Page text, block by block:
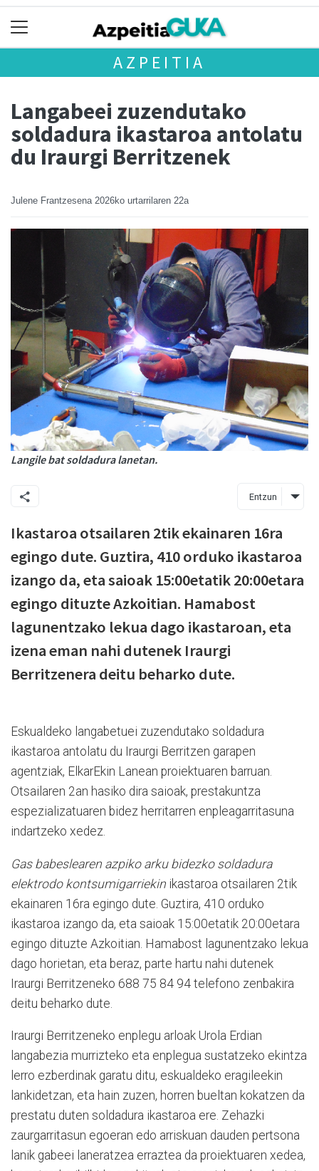
AZPEITIA
Langabeei zuzendutako
soldadura ikastaroa antolatu
du Iraurgi Berritzenek
Julene Frantzesena 2026ko urtarrilaren 22a
Langile bat soldadura lanetan.
Entzun
Ikastaroa otsailaren 2tik ekainaren 16ra
egingo dute. Guztira, 410 orduko ikastaroa
izango da, eta saioak 15:00etatik 20:00etara
egingo dituzte Azkoitian. Hamabost
lagunentzako lekua dago ikastaroan, eta
izena eman nahi dutenek Iraurgi
Berritzenera deitu beharko dute.
Eskualdeko langabetuei zuzendutako soldadura
ikastaroa antolatu du Iraurgi Berritzen garapen
agentziak, ElkarEkin Lanean proiektuaren barruan.
Otsailaren 2an hasiko dira saioak, prestakuntza
espezializatuaren bidez herritarren enpleagarritasuna
indartzeko xedez.
Gas babeslearen azpiko arku bidezko soldadura
elektrodo kontsumigarriekin ikastaroa otsailaren 2tik
ekainaren 16ra egingo dute. Guztira, 410 orduko
ikastaroa izango da, eta saioak 15:00etatik 20:00etara
egingo dituzte Azkoitian. Hamabost lagunentzako lekua
dago horietan, eta beraz, parte hartu nahi dutenek
Iraurgi Berritzeneko 688 75 84 94 telefono zenbakira
deitu beharko dute.
Iraurgi Berritzeneko enplegu arloak Urola Erdian
langabezia murrizteko eta enplegua sustatzeko ekintza
lerro ezberdinak garatu ditu, eskualdeko eragileekin
lankidetzan, eta hain zuzen, horren bueltan kokatzen da
prestatu duten soldadura ikastaroa ere. Zehazki
zaurgarritasun egoeran edo arriskuan dauden pertsona
lanik gabeei laneratzea erraztea da proiektuaren xedea,